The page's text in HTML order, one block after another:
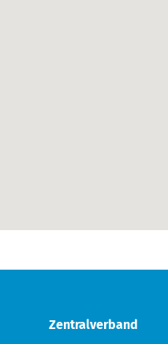
Zentralverband